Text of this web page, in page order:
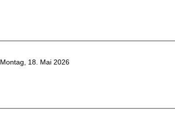
Montag, 18. Mai 2026